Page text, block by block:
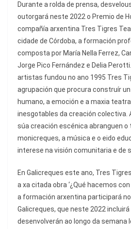
Durante a rolda de prensa,
outorgará neste 2022 o Premio de
compañía arxentina Tres Tigres
cidade de Córdoba, a formación
composta por María Nella Ferrez,
Jorge Pico Fernández e Delia
artistas fundou no ano 1995 Tres
agrupación que procura construír
humano, a emoción e a maxia
inesgotables da creación colectiva.
súa creación escénica abranguen
monicreques, a música e o eido
interese na visión comunitaria e de
En Galicreques este ano, Tres
a xa citada obra ‘¿Qué hacemos con
a formación arxentina participará
Galicreques, que neste 2022
desenvolverán ao longo da semana